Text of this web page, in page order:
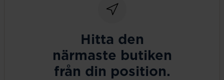
Hitta den
närmaste butiken
från din position.